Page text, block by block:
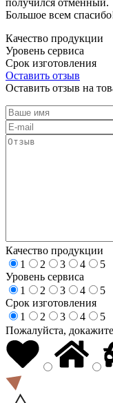
Большое всем
Качество продукции
Уровень сервиса
Срок изготовления
Оставить отзыв
Оставить отзыв на
Качество продукции
1
2 3 4
5
Уровень сервиса
1
2 3 4
5
Срок изготовления
1
2 3 4
5
Пожалуйста,